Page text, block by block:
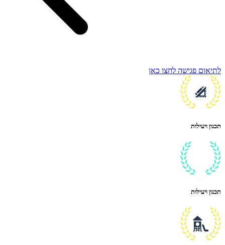
לתיאום פגישה לחצו כאן
תכנון ויעילות
תכנון ויעילות